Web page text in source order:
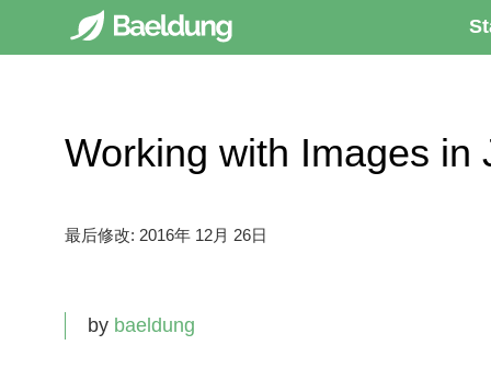
Working with Images in
最后修改: 2016年 12月 26日
by baeldung